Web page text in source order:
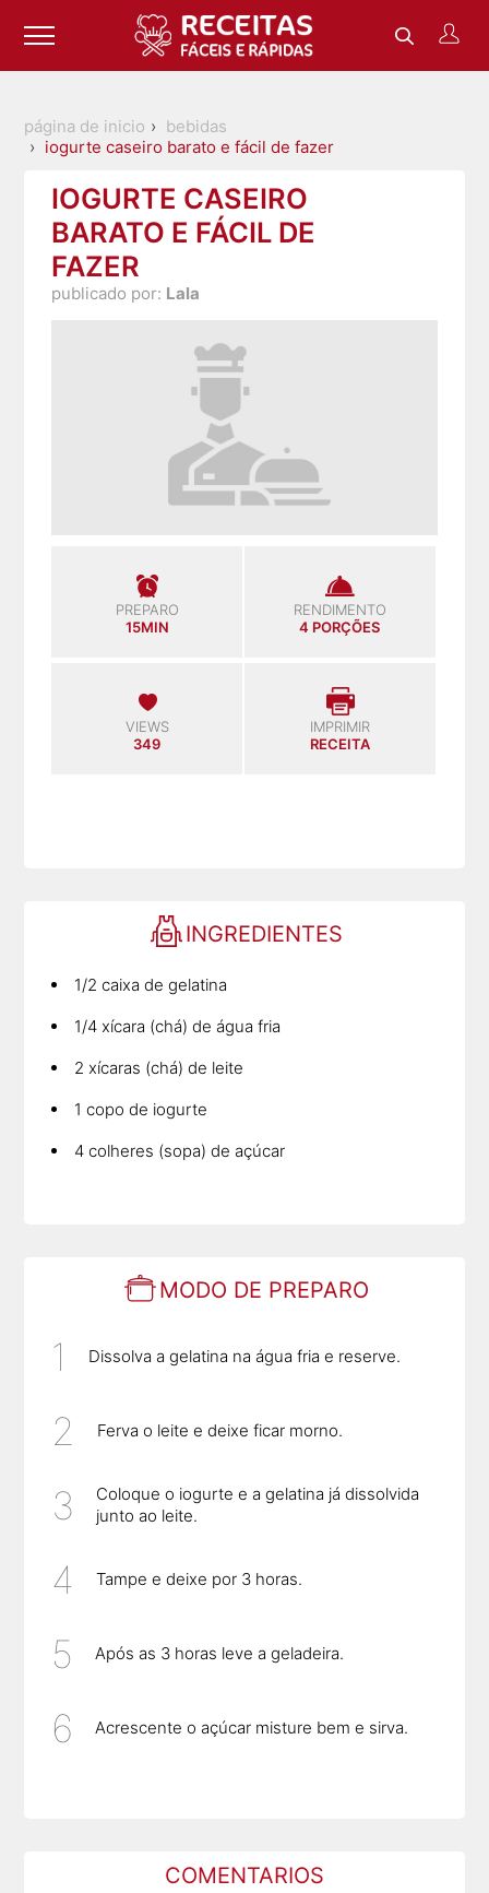
página de inicio
bebidas
iogurte caseiro barato e fácil de fazer
IOGURTE CASEIRO
BARATO E FÁCIL DE
FAZER
publicado por: Lala
PREPARO
15MIN
RENDIMENTO
4 PORÇÕES
VIEWS
349
IMPRIMIR
RECEITA
INGREDIENTES
1/2 caixa de gelatina
1/4 xícara (chá) de água fria
2 xícaras (chá) de leite
1 copo de iogurte
4 colheres (sopa) de açúcar
MODO DE PREPARO
Dissolva a gelatina na água fria e reserve.
Ferva o leite e deixe ficar morno.
Coloque o iogurte e a gelatina já dissolvida
junto ao leite.
Tampe e deixe por 3 horas.
Após as 3 horas leve a geladeira.
Acrescente o açúcar misture bem e sirva.
COMENTARIOS